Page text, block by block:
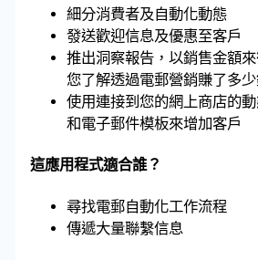
細分消費者及自動化動態
發送歡迎信息及優惠至客戶
推出洞察報告，以銷售金額
您了解透過電郵營銷賺了多少
使用連接到您的網上商店的
和電子郵件模板來增加客戶
這應用程式適合誰？
尋找電郵自動化工作流程
傳遞大量聯繫信息